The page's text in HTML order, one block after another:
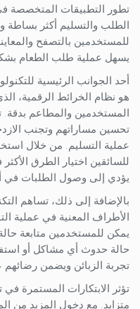
تطور التطبيقات المتخصصة
الطلب والتسليم أكثر
للمستخدمين بالتصفح
يسهل عملية طلب الطعام
أحد الجوانب الرئيسية
هو نظام الخرائط الرقمية،
المستخدمين والمطاعم بدقة.
تحسين مساراتهم وتجنب
عملية التسليم. من خلال
للسائقين اختيار الطرق
يؤدي إلى وصول الطلبات
بالإضافة إلى ذلك، تساهم
الأطراف المعنية في عملية
يمكن للمستخدمين متابعة
حالة حدوث أي مشاكل أو
تجربة الزبائن ويضمن
تؤثر الابتكارات المستمرة
متزايد. مع دخول المزيد من